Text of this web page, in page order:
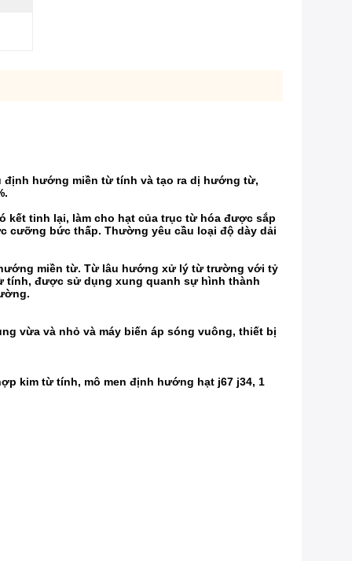
hướng miền từ tính và tạo ra dị hướng từ,
kết tinh lại, làm cho hạt của trục từ hóa được sắp
cưỡng bức thấp. Thường yêu cầu loại độ dày dải
miền từ. Từ lâu hướng xử lý từ trường với tỷ
tính, được sử dụng xung quanh sự hình thành
vừa và nhỏ và máy biến áp sóng vuông, thiết bị
kim từ tính, mô men định hướng hạt j67 j34, 1